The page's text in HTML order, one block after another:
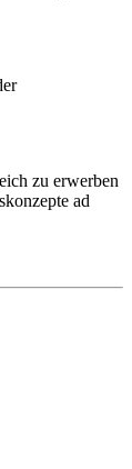
zu erwerben
ad